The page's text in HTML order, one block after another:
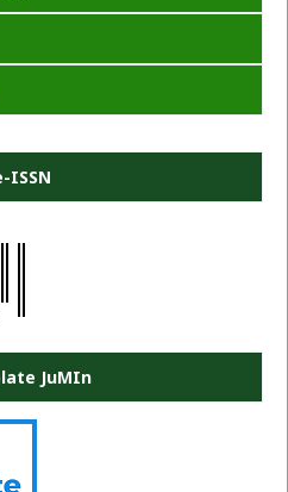
ISSN
JuMIn